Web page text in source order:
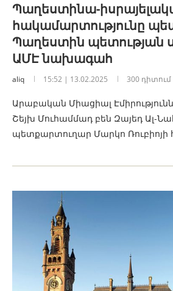
Պաղեստինա-
հակամարտությունը
Պաղեստին պետության
ԱՄԷ նախագահ
aliq 15:52 | 13.02.2025 300 դիտում
Արաբական Միացիալ
Շեյխ Մուհամմադ բեն Զայեդ Ալ-
պետքարտուղար Մարկո Ռուբիոյի